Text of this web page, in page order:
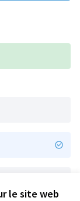
le site web